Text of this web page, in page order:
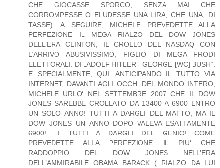
CHE GIOCASSE SPORCO, SENZA MAI CHE
CORROMPESSE O ELUDESSE UNA LIRA, CHE UNA, DI
TASSE). A SEGUIRE, MICHELE PREVEDETTE ALLA
PERFEZIONE IL MEGA RIALZO DEL DOW JONES
DELL’ERA CLINTON, IL CROLLO DEL NASDAQ CON
L’ARRIVO ABUSIVISSIMO, FIGLIO DI MEGA FRODI
ELETTORALI, DI „ADOLF HITLER - GEORGE [WC] BUSH“.
E SPECIALMENTE, QUI, ANTICIPANDO IL TUTTO VIA
INTERNET, DAVANTI AGLI OCCHI DEL MONDO INTERO,
MICHELE URLO‘ NEL SETTEMBRE 2007 CHE IL DOW
JONES SAREBBE CROLLATO DA 13400 A 6900 ENTRO
UN SOLO ANNO! TUTTI A DARGLI DEL MATTO, MA IL
DOW JONES UN ANNO DOPO VALEVA ESATTAMENTE
6900! LI TUTTI A DARGLI DEL GENIO! COME
PREVEDETTE ALLA PERFEZIONE IL PIU‘ CHE
RADDOPPIO DEL DOW JONES NELL’ERA
DELL’AMMIRABILE OBAMA BARACK ( RIALZO DA LUI